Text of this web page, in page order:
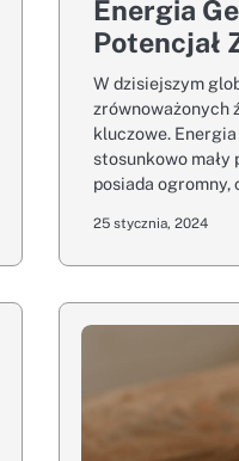
Energia
Potencjał
W dzisiejszym
zrównoważonych
kluczowe.
stosunkowo
posiada
25 stycznia, 2024